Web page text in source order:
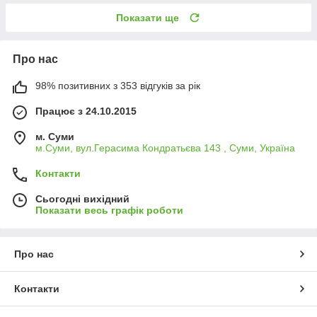
Показати ще
Про нас
98% позитивних з 353 відгуків за рік
Працює з 24.10.2015
м. Суми
м.Суми, вул.Герасима Кондратьєва 143 , Суми, Україна
Контакти
Сьогодні вихідний
Показати весь графік роботи
Про нас
Контакти